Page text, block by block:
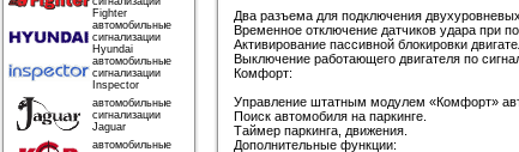
Fighter
автомобильные
сигнализации
Hyundai
автомобильные
сигнализации
Inspector
автомобильные
сигнализации
Jaguar
автомобильные
Два разъема для подключения
Временное отключение датчиков удара при
Активирование пассивной блокировки
Выключение работающего двигателя по
Комфорт:
Управление штатным модулем «Комфорт»
Поиск автомобиля на паркинге.
Таймер паркинга, движения.
Дополнительные функции: